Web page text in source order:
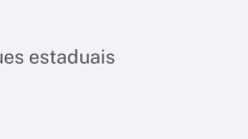
estaduais